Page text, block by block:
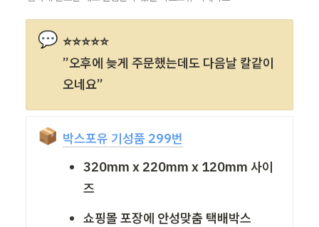
💬 ⭐⭐⭐⭐⭐
”오후에 늦게 주문했는데도 다음날 칼같이
오네요”
📦 박스포유 기성품 299번
320mm x 220mm x 120mm 사이
즈
쇼핑몰 포장에 안성맞춤 택배박스